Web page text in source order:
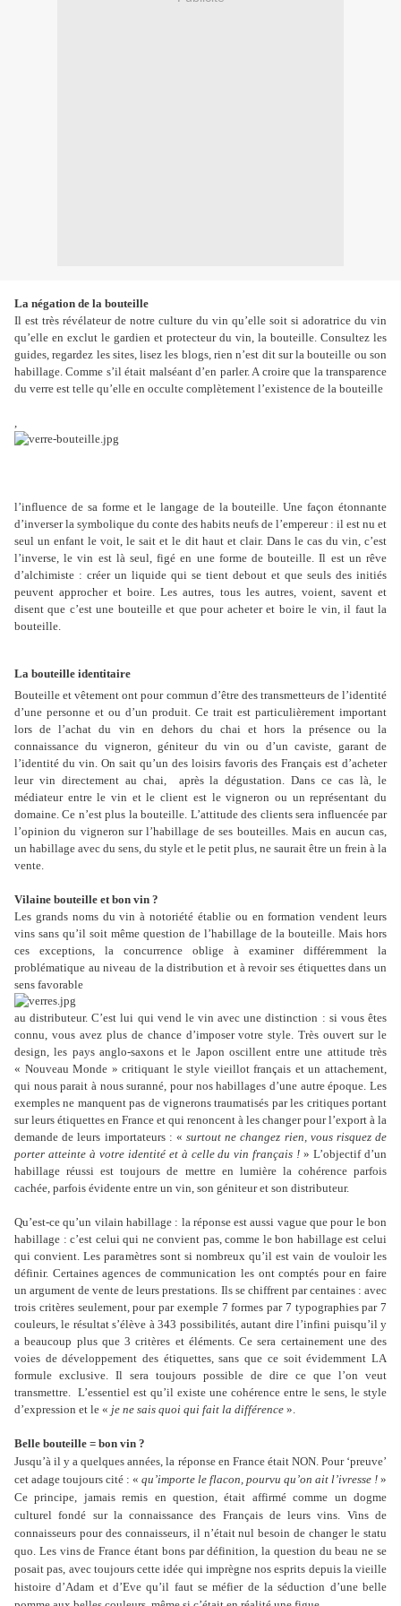
La négation de la bouteille
Il est très révélateur de notre culture du vin qu’elle soit si adoratrice du vin
qu’elle en exclut le gardien et protecteur du vin, la bouteille. Consultez les
guides, regardez les sites, lisez les blogs, rien n’est dit sur la bouteille ou son
habillage. Comme s’il était malséant d’en parler. A croire que la transparence
du verre est telle qu’elle en occulte complètement l’existence de la bouteille
,
l’influence de sa forme et le langage de la bouteille. Une façon étonnante
d’inverser la symbolique du conte des habits neufs de l’empereur : il est nu et
seul un enfant le voit, le sait et le dit haut et clair. Dans le cas du vin, c’est
l’inverse, le vin est là seul, figé en une forme de bouteille. Il est un rêve
d’alchimiste : créer un liquide qui se tient debout et que seuls des initiés
peuvent approcher et boire. Les autres, tous les autres, voient, savent et
disent que c’est une bouteille et que pour acheter et boire le vin, il faut la
bouteille.
La bouteille identitaire
Bouteille et vêtement ont pour commun d’être des transmetteurs de l’identité
d’une personne et ou d’un produit. Ce trait est particulièrement important
lors de l’achat du vin en dehors du chai et hors la présence ou la
connaissance du vigneron, géniteur du vin ou d’un caviste, garant de
l’identité du vin. On sait qu’un des loisirs favoris des Français est d’acheter
leur vin directement au chai,
après la dégustation. Dans ce cas là, le
médiateur entre le vin et le client est le vigneron ou un représentant du
domaine. Ce n’est plus la bouteille. L’attitude des clients sera influencée par
l’opinion du vigneron sur l’habillage de ses bouteilles. Mais en aucun cas,
un habillage avec du sens, du style et le petit plus, ne saurait être un frein à la
vente.
Vilaine bouteille et bon vin ?
Les grands noms du vin à notoriété établie ou en formation vendent leurs
vins sans qu’il soit même question de l’habillage de la bouteille. Mais hors
ces exceptions, la concurrence oblige à examiner différemment la
problématique au niveau de la distribution et à revoir ses étiquettes dans un
sens favorable
au distributeur. C’est lui qui vend le vin avec une distinction : si vous êtes
connu, vous avez plus de chance d’imposer votre style. Très ouvert sur le
design, les pays anglo-saxons et le Japon oscillent entre une attitude très
« Nouveau Monde » critiquant le style vieillot français et un attachement,
qui nous parait à nous suranné, pour nos habillages d’une autre époque. Les
exemples ne manquent pas de vignerons traumatisés par les critiques portant
sur leurs étiquettes en France et qui renoncent à les changer pour l’export à la
demande de leurs importateurs : « surtout ne changez rien, vous risquez de
porter atteinte à votre identité et à celle du vin français ! » L’objectif d’un
habillage réussi est toujours de mettre en lumière la cohérence parfois
cachée, parfois évidente entre un vin, son géniteur et son distributeur.
Qu’est-ce qu’un vilain habillage : la réponse est aussi vague que pour le bon
habillage : c’est celui qui ne convient pas, comme le bon habillage est celui
qui convient. Les paramètres sont si nombreux qu’il est vain de vouloir les
définir. Certaines agences de communication les ont comptés pour en faire
un argument de vente de leurs prestations. Ils se chiffrent par centaines : avec
trois critères seulement, pour par exemple 7 formes par 7 typographies par 7
couleurs, le résultat s’élève à 343 possibilités, autant dire l’infini puisqu’il y
a beaucoup plus que 3 critères et éléments. Ce sera certainement une des
voies de développement des étiquettes, sans que ce soit évidemment LA
formule exclusive. Il sera toujours possible de dire ce que l’on veut
transmettre. L’essentiel est qu’il existe une cohérence entre le sens, le style
d’expression et le « je ne sais quoi qui fait la différence ».
Belle bouteille = bon vin ?
Jusqu’à il y a quelques années, la réponse en France était NON. Pour ‘preuve’
cet adage toujours cité : « qu’importe le flacon, pourvu qu’on ait l’ivresse ! »
Ce principe, jamais remis en question, était affirmé comme un dogme
culturel fondé sur la connaissance des Français de leurs vins. Vins de
connaisseurs pour des connaisseurs, il n’était nul besoin de changer le statu
quo. Les vins de France étant bons par définition, la question du beau ne se
posait pas, avec toujours cette idée qui imprègne nos esprits depuis la vieille
histoire d’Adam et d’Eve qu’il faut se méfier de la séduction d’une belle